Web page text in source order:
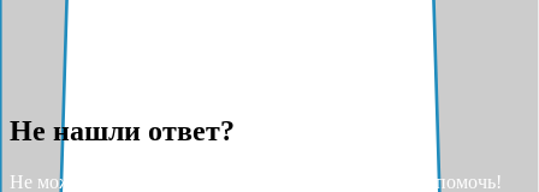
Не нашли ответ?
Не можете найти ответ на свой вопрос? Разрешите помочь!